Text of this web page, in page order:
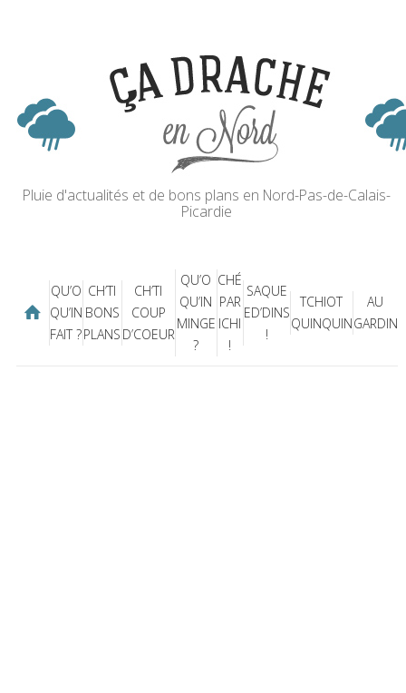
Pluie d'actualités et de bons plans en Nord-Pas-de-Calais-
Picardie
QU’O
QU’IN
FAIT ?
CH’TI
BONS
PLANS
CH’TI
COUP
D’COEUR
QU’O
QU’IN
MINGE
?
CHÉ
PAR
ICHI
!
SAQUE
ED’DINS
!
TCHIOT
QUINQUIN
AU
GARDIN